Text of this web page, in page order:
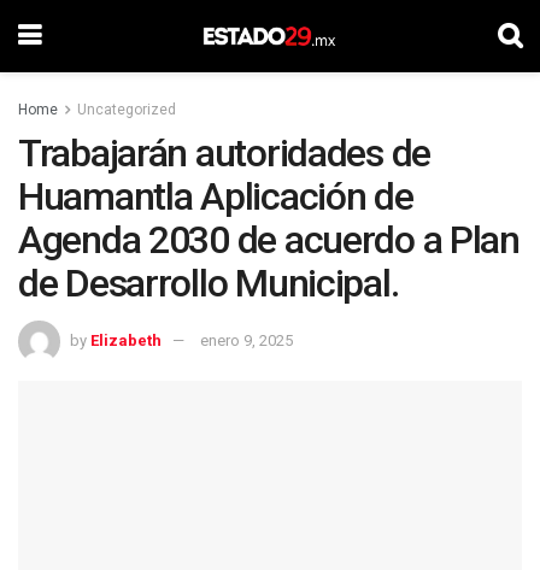
Home Uncategorized
Trabajarán autoridades de
Huamantla Aplicación de
Agenda 2030 de acuerdo a Plan
de Desarrollo Municipal.
by Elizabeth enero 9, 2025